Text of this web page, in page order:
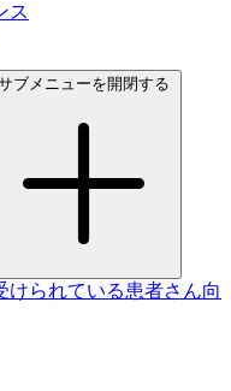
ス
ブメニューを開閉する
けられている患者さん向